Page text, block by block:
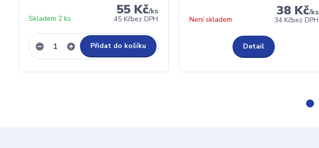
55 Kč/ks
45 Kčbez DPH
Skladem 2 ks
Přidat do košíku
38 Kč/ks
34 Kčbez DPH
Není skladem
Detail